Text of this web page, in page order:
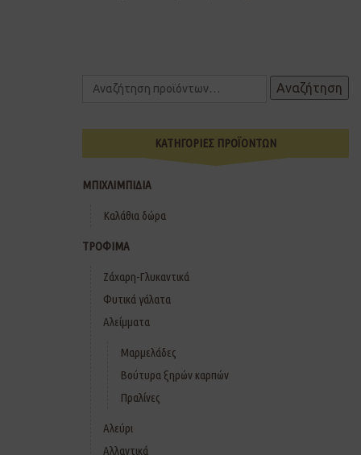
Αναζήτηση
ΚΑΤΗΓΟΡΙΕΣ ΠΡΟΪΟΝΤΩΝ
ΜΠΙΧΛΙΜΠΙΔΙΑ
Καλάθια δώρα
ΤΡΟΦΙΜΑ
Ζάχαρη-Γλυκαντικά
Φυτικά γάλατα
Αλείμματα
Μαρμελάδες
Βούτυρα ξηρών καρπών
Πραλίνες
Αλεύρι
Αλλαντικά